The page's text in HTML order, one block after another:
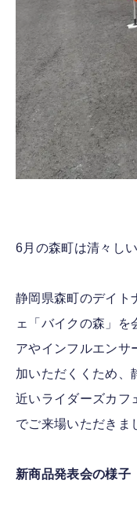
6月の森町は清々し
静岡県森町のデイト
ェ「バイクの森」を
アやインフルエンサ
加いただくくため、
近いライダーズカフ
でご来場いただきま
新商品発表会の様子